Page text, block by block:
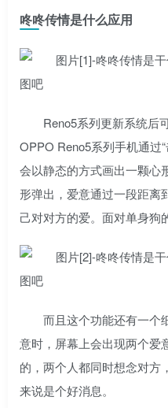
咚咚传情是什么应用
Reno5系列更新系统后
OPPO Reno5系列手机通过
会以静态的方式画出一颗心
形弹出，爱意通过一段距离
己对对方的爱。面对单身狗
而且这个功能还有一个
意时，屏幕上会出现两个爱
的，两个人都同时想念对方
来说是个好消息。